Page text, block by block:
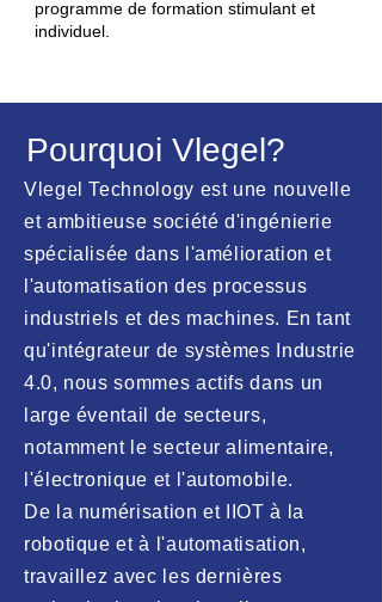
programme de formation stimulant et
individuel.
Pourquoi Vlegel?
Vlegel Technology est une nouvelle
et ambitieuse société d'ingénierie
spécialisée dans l'amélioration et
l'automatisation des processus
industriels et des machines. En tant
qu'intégrateur de systèmes Industrie
4.0, nous sommes actifs dans un
large éventail de secteurs,
notamment le secteur alimentaire,
l'électronique et l'automobile.
De la numérisation et IIOT à la
robotique et à l'automatisation,
travaillez avec les dernières